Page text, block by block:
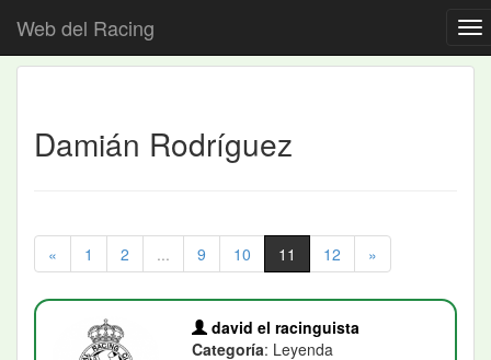
Web del Racing
Damián Rodríguez
« 1 2 ... 9 10 11 12 »
david el racinguista
Categoría: Leyenda